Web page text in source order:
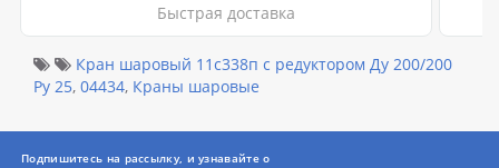
Быстрая доставка
Кран шаровый 11с338п с редуктором Ду 200/200
Ру 25, 04434, Краны шаровые
Подпишитесь на рассылку, и узнавайте о